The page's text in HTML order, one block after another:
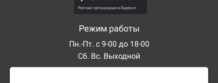
Режим работы
Пн.-Пт. с 9-00 до 18-00
Сб. Вс. Выходной